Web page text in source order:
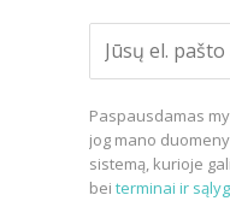
Paspausdamas
jog mano
sistemą, kurioje
bei terminai ir